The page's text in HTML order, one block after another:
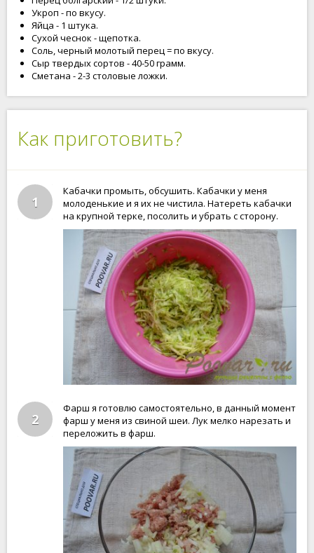
Укроп - по вкусу.
Яйца - 1 штука.
Сухой чеснок - щепотка.
Соль, черный молотый перец = по вкусу.
Сыр твердых сортов - 40-50 грамм.
Сметана - 2-3 столовые ложки.
Как приготовить?
1
Кабачки промыть, обсушить. Кабачки у меня
молоденькие и я их не чистила. Натереть кабачки
на крупной терке, посолить и убрать с сторону.
2
Фарш я готовлю самостоятельно, в данный момент
фарш у меня из свиной шеи. Лук мелко нарезать и
переложить в фарш.